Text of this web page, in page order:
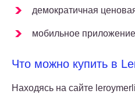
демократичная
мобильное
Что можно купить в
Находясь на сайте